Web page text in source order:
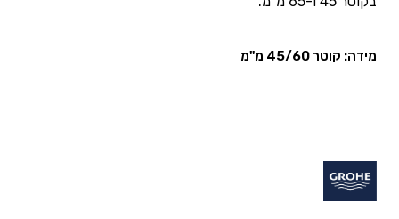
מידה: קוטר 45/60 מ"מ